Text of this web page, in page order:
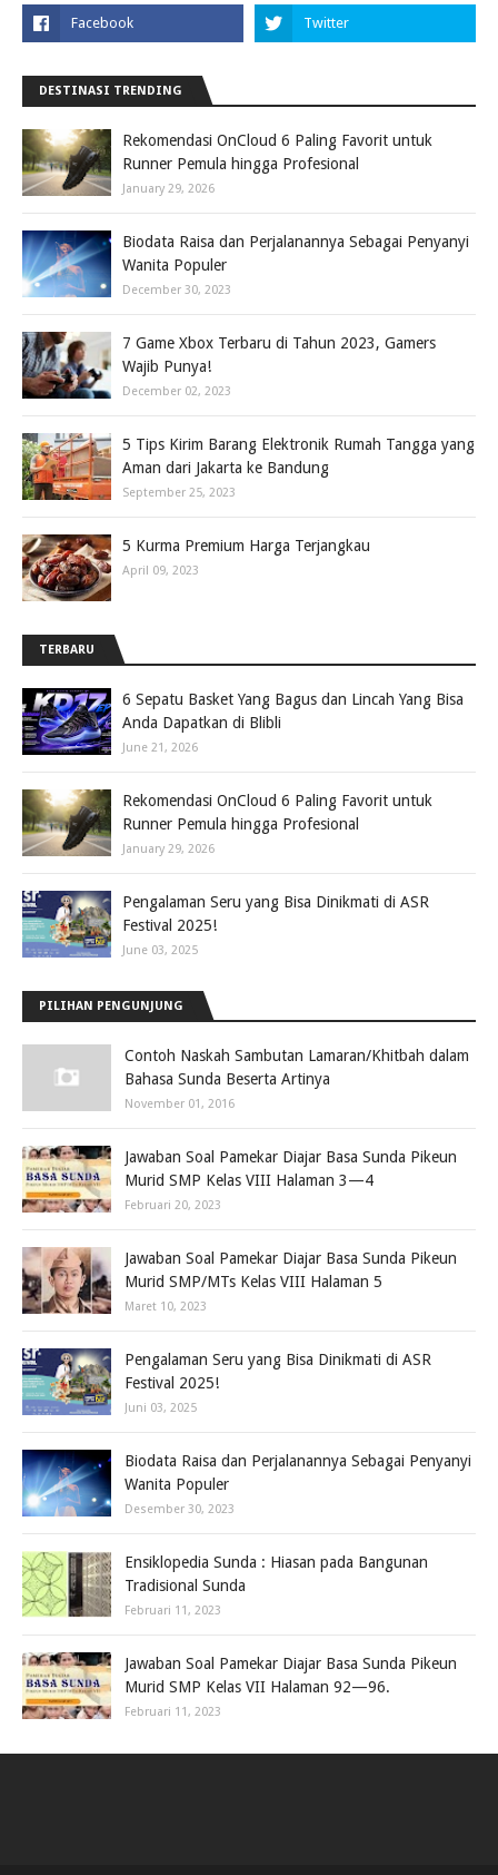
DESTINASI TRENDING
Rekomendasi OnCloud 6 Paling Favorit untuk
Runner Pemula hingga Profesional
January 29, 2026
Biodata Raisa dan Perjalanannya Sebagai Penyanyi
Wanita Populer
December 30, 2023
7 Game Xbox Terbaru di Tahun 2023, Gamers
Wajib Punya!
December 02, 2023
5 Tips Kirim Barang Elektronik Rumah Tangga yang
Aman dari Jakarta ke Bandung
September 25, 2023
5 Kurma Premium Harga Terjangkau
April 09, 2023
TERBARU
6 Sepatu Basket Yang Bagus dan Lincah Yang Bisa
Anda Dapatkan di Blibli
June 21, 2026
Rekomendasi OnCloud 6 Paling Favorit untuk
Runner Pemula hingga Profesional
January 29, 2026
Pengalaman Seru yang Bisa Dinikmati di ASR
Festival 2025!
June 03, 2025
PILIHAN PENGUNJUNG
Contoh Naskah Sambutan Lamaran/Khitbah dalam
Bahasa Sunda Beserta Artinya
November 01, 2016
Jawaban Soal Pamekar Diajar Basa Sunda Pikeun
Murid SMP Kelas VIII Halaman 3—4
Februari 20, 2023
Jawaban Soal Pamekar Diajar Basa Sunda Pikeun
Murid SMP/MTs Kelas VIII Halaman 5
Maret 10, 2023
Pengalaman Seru yang Bisa Dinikmati di ASR
Festival 2025!
Juni 03, 2025
Biodata Raisa dan Perjalanannya Sebagai Penyanyi
Wanita Populer
Desember 30, 2023
Ensiklopedia Sunda : Hiasan pada Bangunan
Tradisional Sunda
Februari 11, 2023
Jawaban Soal Pamekar Diajar Basa Sunda Pikeun
Murid SMP Kelas VII Halaman 92—96.
Februari 11, 2023